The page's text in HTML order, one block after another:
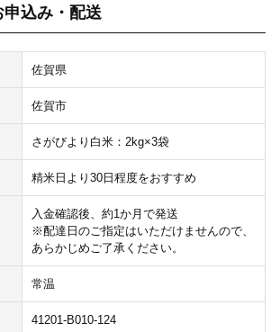
込み・配送
佐賀県
佐賀市
さがびより白米：2kg×3袋
精米日より30日程度をおすすめ
入金確認後、約1か月で発送
※配達日のご指定はいただけませんので、
あらかじめご了承ください。
常温
41201-B010-124